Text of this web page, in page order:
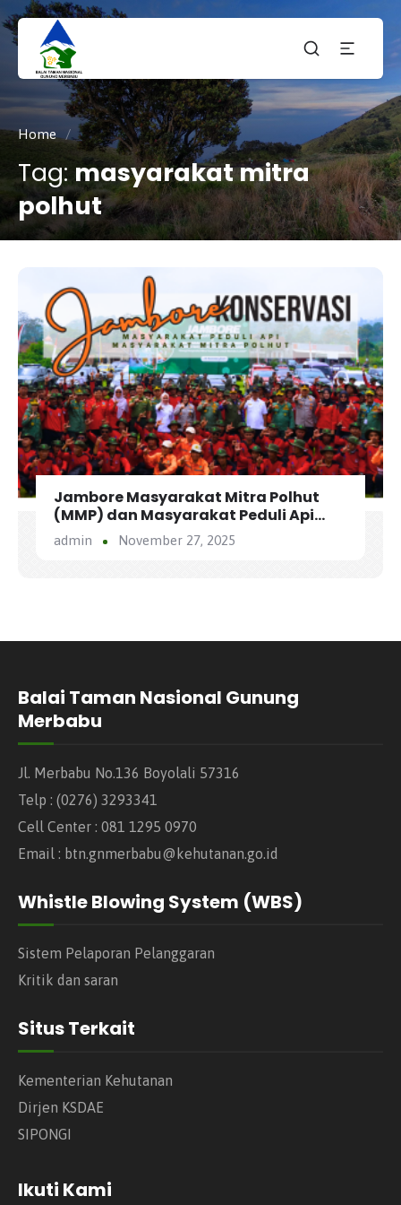
Taman
Nasiona
Gunung
Merbabu
tnmerbabu,
tngunungmerbabu,
tamannasional,
gunungmerbabu,
Home /
Tag: masyarakat mitra
polhut
Jambore Masyarakat Mitra Polhut
(MMP) dan Masyarakat Peduli Api
(MPA) Balai Taman Nasional Gunung
Merbabu “Menguatkan Sinergi
admin November 27, 2025
Balai Taman Nasional Gunung
Merbabu
Jl. Merbabu No.136 Boyolali 57316
Telp : (0276) 3293341
Cell Center : 081 1295 0970
Email : btn.gnmerbabu@kehutanan.go.id
Whistle Blowing System (WBS)
Sistem Pelaporan Pelanggaran
Kritik dan saran
Situs Terkait
Kementerian Kehutanan
Dirjen KSDAE
SIPONGI
Ikuti Kami